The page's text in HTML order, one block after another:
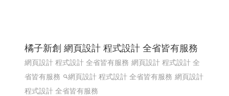
橘子新創 網頁設計 程式設計 全省皆有服務
網頁設計 程式設計 全省皆有服務 網頁設計 程式設計 全
省皆有服務
網頁設計 程式設計 全省皆有服務 網頁設計
程式設計 全省皆有服務